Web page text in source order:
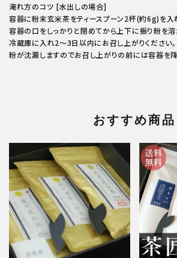
淹れ方のコツ [水出しの場合]
容器に粉末玄米茶をティースプーン2杯(約6g)を入
容器の口をしっかりと閉めてから上下に振り粉を溶
冷蔵庫に入れ2～3日以内にお召し上がりください。
粉が沈澱しますのでお召し上がりの前には容器を降
おすすめ商品